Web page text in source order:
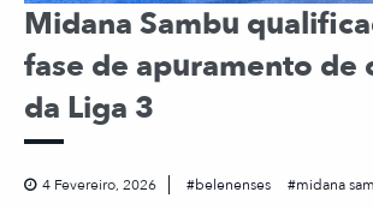
Midana Sambu
fase de apuramento de
da Liga 3
4 Fevereiro, 2026 belenenses midana